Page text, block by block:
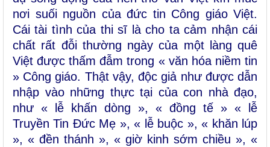
nơi suối nguồn của đức tin Công giáo Việt.
Cái tài tình của thi sĩ là cho ta cảm nhận cái
chất rất đỗi thường ngày của một làng quê
Việt được thấm đẫm trong « văn hóa niềm tin
» Công giáo. Thật vậy, độc giả như được dẫn
nhập vào những thực tại của con nhà đạo,
như « lễ khấn dòng », « đồng tế » « lễ
Truyền Tin Đức Mẹ », « lễ buộc », « khăn lúp
», « đền thánh », « giờ kinh sớm chiều », «